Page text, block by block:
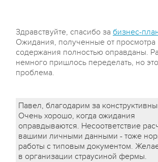
Здравствуйте, спасибо за бизнес-
Ожидания, полученные от просмотра
содержания полностью оправданы.
немного пришлось переделать, но
проблема.
Павел, благодарим за
Очень хорошо, когда ожидания
оправдываются. Несоответствие
вашими личными данными - тоже
работы с типовым документом.
в организации страусиной фермы.